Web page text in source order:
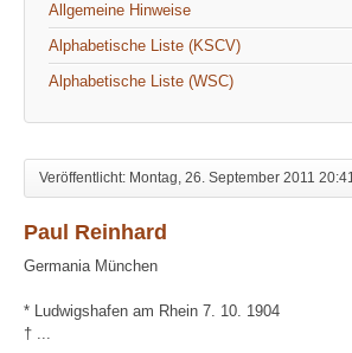
Allgemeine Hinweise
Alphabetische Liste (KSCV)
Alphabetische Liste (WSC)
Veröffentlicht: Montag, 26. September 2011 20:41
Paul Reinhard
Germania München
* Ludwigshafen am Rhein 7. 10. 1904
† ...